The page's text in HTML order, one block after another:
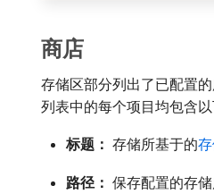
商店
存储区部分列出了已配置的
列表中的每个项目均包含以
标题： ​存储所基于的
路径： 保存配置的存储